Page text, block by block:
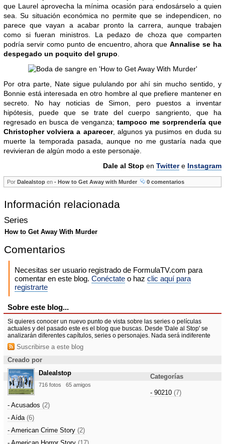
que Laurel aprovecha la mínima ocasión para endosárselo a quien
sea. Su situación económica no permite que se independicen, no
parece que vayan a acabar pronto la carrera, aunque trabajen
como si fueran ministros. La pedazo de choza que comparten
podría servir como punto de encuentro, ahora queAnnalise se ha
despegado un poquito del grupo
Por otra parte, Nate sigue pululando por ahí sin mucho sentido, y
Bonnie está interesada en otro hombre al que prefiere mantener en
secreto. No hay noticias de Simon, pero puestos a inventar
hipótesis, puede que se trate del cuerpo sangriento, que ha
regresado en busca de venganza; tampoco me sorprendería que
Christopher volviera a aparecer, algunos ya pusimos en duda su
muerte la temporada pasada, aunque no me gustaría nada que
revivieran de algún modo a este personaje.
Dale al Stop en Twittere Instagram
Por Dalealstop en - How to Get Away with Murder 0 comentarios
Información relacionada
Series
How to Get Away With Murder
Comentarios
Necesitas ser usuario registrado de FormulaTV.com para
comentar en este blog. Conéctate o haz clic aquí para
registrarte
Sobre este blog...
Si quieres conocer un nuevo punto de vista sobre las series o películas
actuales y del pasado este es el blog que buscas. Desde 'Dale al Stop' se
analizarán diferentes capítulos, series o personajes. Nada será indiferente
Suscribirse a este blog
Creado por
Dalealstop
716 fotos 65 amigos
Categorías
- 90210 (7)
- Acusados (2)
- Aída (6)
- American Crime Story (2)